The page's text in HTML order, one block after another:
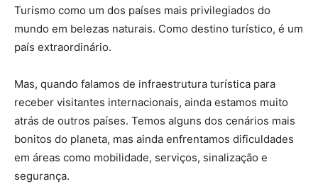
Turismo como um dos países mais privilegiados do
mundo em belezas naturais. Como destino turístico, é um
país extraordinário.
Mas, quando falamos de infraestrutura turística para
receber visitantes internacionais, ainda estamos muito
atrás de outros países. Temos alguns dos cenários mais
bonitos do planeta, mas ainda enfrentamos dificuldades
em áreas como mobilidade, serviços, sinalização e
segurança.